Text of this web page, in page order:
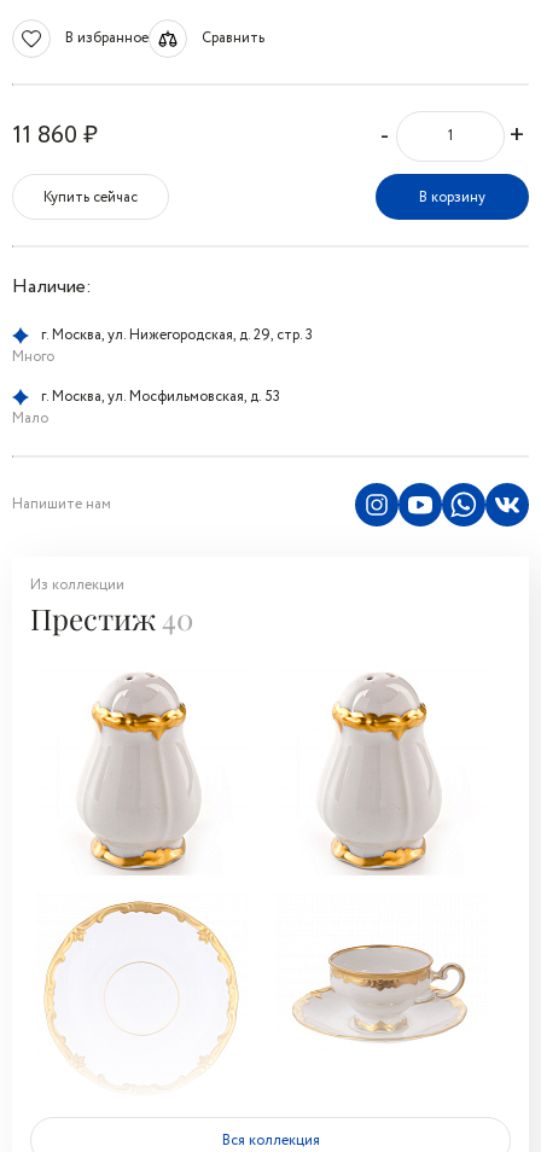
В избранное Сравнить
11 860 ₽ - +
Купить сейчас В корзину
Наличие:
г. Москва, ул. Нижегородская, д. 29, стр. 3
Много
г. Москва, ул. Мосфильмовская, д. 53
Мало
Напишите нам
Из коллекции
Престиж40
Вся коллекция